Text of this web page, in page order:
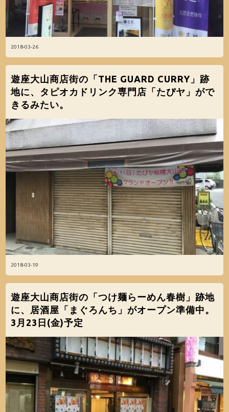
2018-03-26
2018-03-19
遊座大山商店街の「THE GUARD CURRY」跡
地に、タピオカドリンク専門店「たぴヤ」がで
きるみたい。
遊座大山商店街の「つけ麺らーめん春樹」跡地
に、居酒屋「まぐろんち」がオープン準備中。
3月23日(金)予定